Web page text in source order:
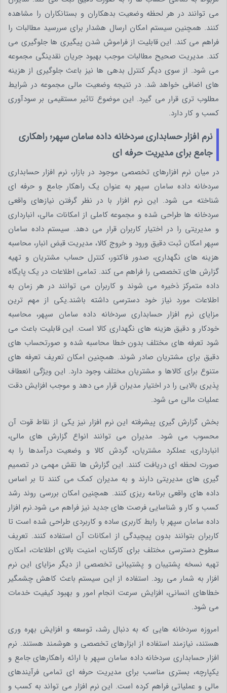
می توانند در هر لحظه وضعیت بدهکاران و بستانکاران را مشاهده
کنند. همچنین سیستم امکان ارسال هشدار برای سررسید مطالبات را
فراهم می کند. این قابلیت از فراموش شدن پیگیری ها جلوگیری می
کند. مدیریت صحیح مطالبات موجب بهبود جریان نقدینگی مجموعه
می شود. از سوی دیگر کنترل بدهی ها نیز باعث جلوگیری از هزینه
های اضافی خواهد شد. در نتیجه وضعیت مالی مجموعه در شرایط
مطلوب تری قرار می گیرد. این موضوع تاثیر مستقیمی بر سودآوری
کسب و کار دارد.
نرم افزار حسابداری سردخانه داده سامان سپهر؛ راهکاری
جامع برای مدیریت حرفه ای
در میان نرم افزارهای تخصصی موجود در بازار، نرم افزار حسابداری
سردخانه داده سامان سپهر به عنوان یک راهکار جامع و حرفه ای
شناخته می شود. این نرم افزار با در نظر گرفتن نیازهای واقعی
سردخانه ها طراحی شده و مجموعه کاملی از امکانات مالی، انبارداری
و مدیریتی را در اختیار کاربران قرار می دهد. سیستم داده سامان
سپهر امکان ثبت دقیق ورود و خروج کالا، مدیریت قبض انبار، محاسبه
هزینه های نگهداری، صدور فاکتور، کنترل حساب مشتریان و تهیه
گزارش های تخصصی را فراهم می کند. تمامی اطلاعات در یک پایگاه
داده متمرکز ذخیره می شوند و کاربران می توانند در هر زمان به
اطلاعات مورد نیاز خود دسترسی داشته باشند.یکی از مهم ترین
مزایای نرم افزار حسابداری سردخانه داده سامان سپهر، محاسبه
خودکار و دقیق هزینه های نگهداری کالا است. این قابلیت باعث می
شود تعرفه های مختلف بدون خطا محاسبه شده و صورتحساب های
دقیق برای مشتریان صادر شوند. همچنین امکان تعریف تعرفه های
متنوع برای کالاها و مشتریان مختلف وجود دارد. این ویژگی انعطاف
پذیری بالایی را در اختیار مدیران قرار می دهد و موجب افزایش دقت
عملیات مالی می شود.
بخش گزارش گیری پیشرفته این نرم افزار نیز یکی از نقاط قوت آن
محسوب می شود. مدیران می توانند انواع گزارش های مالی،
انبارداری، عملکرد مشتریان، گردش کالا و وضعیت درآمدها را به
صورت لحظه ای دریافت کنند. این گزارش ها نقش مهمی در تصمیم
گیری های مدیریتی دارند و به مدیران کمک می کنند تا بر اساس
داده های واقعی برنامه ریزی کنند. همچنین امکان بررسی روند رشد
کسب و کار و شناسایی فرصت های جدید نیز فراهم می شود.نرم افزار
داده سامان سپهر با رابط کاربری ساده و کاربردی طراحی شده است تا
کاربران بتوانند بدون پیچیدگی از امکانات آن استفاده کنند. تعریف
سطوح دسترسی مختلف برای کارکنان، امنیت بالای اطلاعات، امکان
تهیه نسخه پشتیبان و پشتیبانی تخصصی از دیگر مزایای این نرم
افزار به شمار می رود. استفاده از این سیستم باعث کاهش چشمگیر
خطاهای انسانی، افزایش سرعت انجام امور و بهبود کیفیت خدمات
می شود.
امروزه سردخانه هایی که به دنبال رشد، توسعه و افزایش بهره وری
هستند، نیازمند استفاده از ابزارهای تخصصی و هوشمند هستند. نرم
افزار حسابداری سردخانه داده سامان سپهر با ارائه راهکارهای جامع و
یکپارچه، بستری مناسب برای مدیریت حرفه ای تمامی فرآیندهای
مالی و عملیاتی فراهم کرده است. این نرم افزار می تواند به کسب و